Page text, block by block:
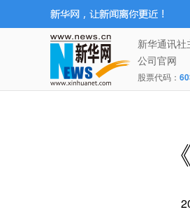
新华通讯社
公司官网
股票代码：